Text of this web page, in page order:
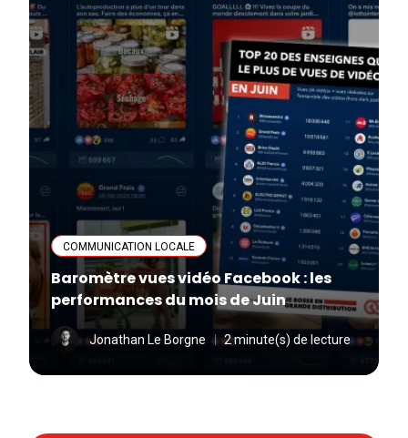
COMMUNICATION LOCALE
Baromètre vues vidéo Facebook : les
performances du mois de Juin
Jonathan Le Borgne 2 minute(s) de lecture